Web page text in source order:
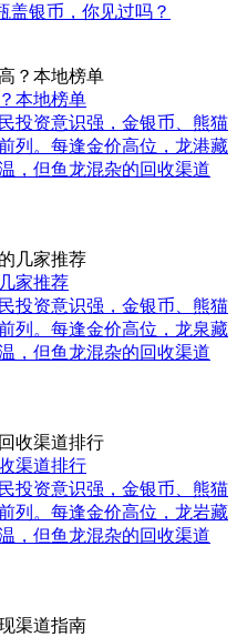
盖银币，你见过吗？
本地榜单
投资意识强，金银币、熊猫
列。每逢金价高位，龙港藏
，但鱼龙混杂的回收渠道
家推荐
投资意识强，金银币、熊猫
列。每逢金价高位，龙泉藏
，但鱼龙混杂的回收渠道
渠道排行
投资意识强，金银币、熊猫
列。每逢金价高位，龙岩藏
，但鱼龙混杂的回收渠道